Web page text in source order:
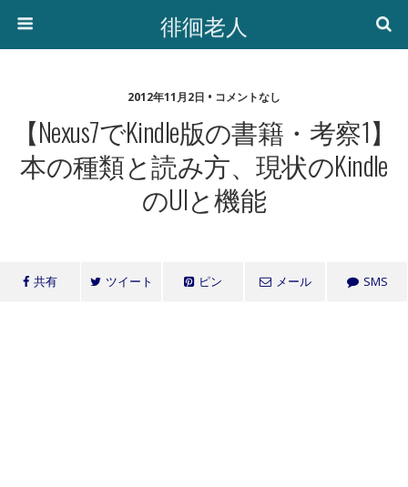
徘徊老人
2012年11月2日 • コメントなし
【Nexus7でKindle版の書籍・考察1】
本の種類と読み方、現状のKindle
のUIと機能
共有 ツイート ピン メール SMS